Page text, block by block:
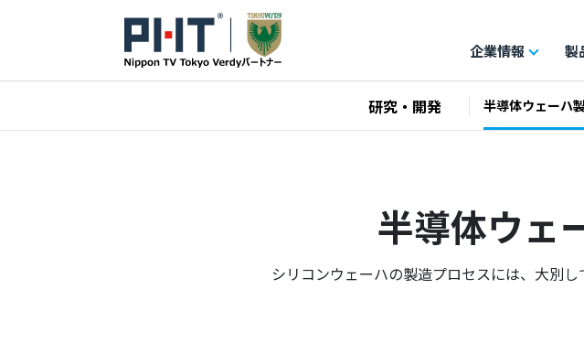
企業情報 製
研究・開発 半導体ウェーハ
半導体ウェ
シリコンウェーハの製造プロセスには、大別